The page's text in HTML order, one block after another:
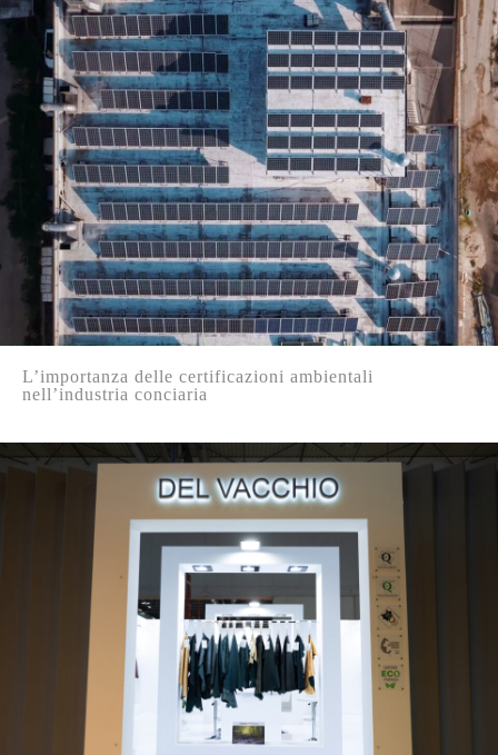
L’importanza delle certificazioni ambientali
nell’industria conciaria